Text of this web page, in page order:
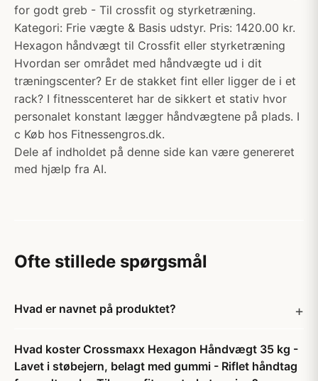
for godt greb - Til crossfit og styrketræning.
Kategori: Frie vægte & Basis udstyr. Pris: 1420.00 kr.
Hexagon håndvægt til Crossfit eller styrketræning
Hvordan ser området med håndvægte ud i dit
træningscenter? Er de stakket fint eller ligger de i et
rack? I fitnesscenteret har de sikkert et stativ hvor
personalet konstant lægger håndvægtene på plads. I
c Køb hos Fitnessengros.dk.
Dele af indholdet på denne side kan være genereret
med hjælp fra AI.
Ofte stillede spørgsmål
Hvad er navnet på produktet?
Hvad koster Crossmaxx Hexagon Håndvægt 35 kg -
Lavet i støbejern, belagt med gummi - Riflet håndtag